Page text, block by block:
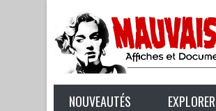
NOUVEAUTÉS EXPLORER